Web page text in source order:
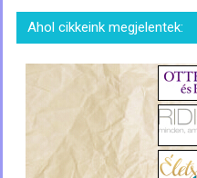
Ahol cikkeink megjelentek: